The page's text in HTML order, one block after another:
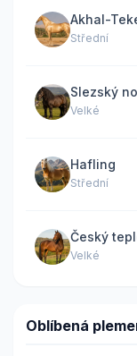
Akhal-
Střední
Slezský
Velké
Hafling
Střední
Český
Velké
Oblíbená